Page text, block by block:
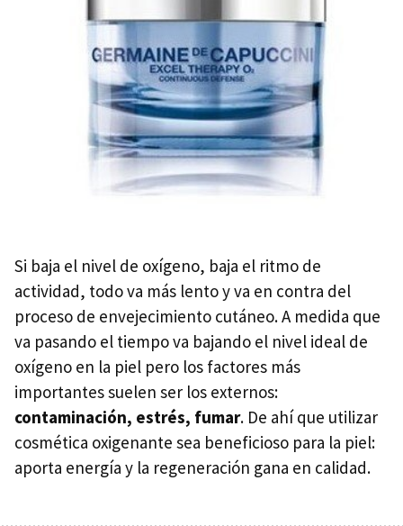
Si baja el nivel de oxígeno, baja el ritmo de
actividad, todo va más lento y va en contra del
proceso de envejecimiento cutáneo. A medida que
va pasando el tiempo va bajando el nivel ideal de
oxígeno en la piel pero los factores más
importantes suelen ser los externos:
contaminación, estrés, fumar. De ahí que utilizar
cosmética oxigenante sea beneficioso para la piel:
aporta energía y la regeneración gana en calidad.